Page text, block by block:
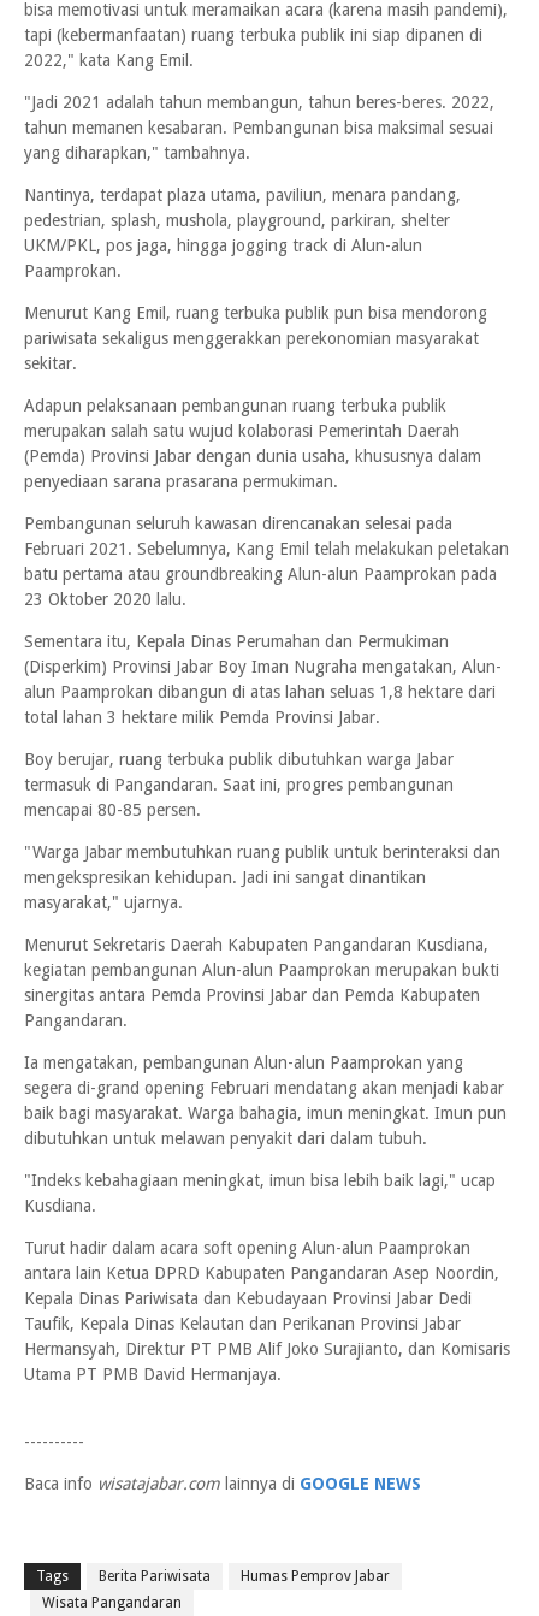
bisa memotivasi untuk meramaikan acara (karena masih pandemi),
tapi (kebermanfaatan) ruang terbuka publik ini siap dipanen di
2022," kata Kang Emil.
"Jadi 2021 adalah tahun membangun, tahun beres-beres. 2022,
tahun memanen kesabaran. Pembangunan bisa maksimal sesuai
yang diharapkan," tambahnya.
Nantinya, terdapat plaza utama, paviliun, menara pandang,
pedestrian, splash, mushola, playground, parkiran, shelter
UKM/PKL, pos jaga, hingga jogging track di Alun-alun
Paamprokan.
Menurut Kang Emil, ruang terbuka publik pun bisa mendorong
pariwisata sekaligus menggerakkan perekonomian masyarakat
sekitar.
Adapun pelaksanaan pembangunan ruang terbuka publik
merupakan salah satu wujud kolaborasi Pemerintah Daerah
(Pemda) Provinsi Jabar dengan dunia usaha, khususnya dalam
penyediaan sarana prasarana permukiman.
Pembangunan seluruh kawasan direncanakan selesai pada
Februari 2021. Sebelumnya, Kang Emil telah melakukan peletakan
batu pertama atau groundbreaking Alun-alun Paamprokan pada
23 Oktober 2020 lalu.
Sementara itu, Kepala Dinas Perumahan dan Permukiman
(Disperkim) Provinsi Jabar Boy Iman Nugraha mengatakan, Alun-
alun Paamprokan dibangun di atas lahan seluas 1,8 hektare dari
total lahan 3 hektare milik Pemda Provinsi Jabar.
Boy berujar, ruang terbuka publik dibutuhkan warga Jabar
termasuk di Pangandaran. Saat ini, progres pembangunan
mencapai 80-85 persen.
"Warga Jabar membutuhkan ruang publik untuk berinteraksi dan
mengekspresikan kehidupan. Jadi ini sangat dinantikan
masyarakat," ujarnya.
Menurut Sekretaris Daerah Kabupaten Pangandaran Kusdiana,
kegiatan pembangunan Alun-alun Paamprokan merupakan bukti
sinergitas antara Pemda Provinsi Jabar dan Pemda Kabupaten
Pangandaran.
Ia mengatakan, pembangunan Alun-alun Paamprokan yang
segera di-grand opening Februari mendatang akan menjadi kabar
baik bagi masyarakat. Warga bahagia, imun meningkat. Imun pun
dibutuhkan untuk melawan penyakit dari dalam tubuh.
"Indeks kebahagiaan meningkat, imun bisa lebih baik lagi," ucap
Kusdiana.
Turut hadir dalam acara soft opening Alun-alun Paamprokan
antara lain Ketua DPRD Kabupaten Pangandaran Asep Noordin,
Kepala Dinas Pariwisata dan Kebudayaan Provinsi Jabar Dedi
Taufik, Kepala Dinas Kelautan dan Perikanan Provinsi Jabar
Hermansyah, Direktur PT PMB Alif Joko Surajianto, dan Komisaris
Utama PT PMB David Hermanjaya.
----------
Baca info wisatajabar.com lainnya di GOOGLE NEWS
Tags Berita Pariwisata
Humas Pemprov Jabar
Wisata Pangandaran